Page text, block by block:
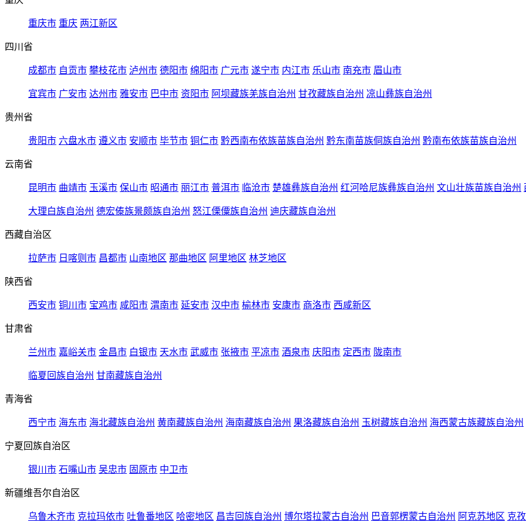
重庆市 重庆 两江新区
四川省
成都市 自贡市 攀枝花市 泸州市 德阳市 绵阳市 广元市 遂宁市 内江市 乐山市 南充市 眉山市
宜宾市 广安市 达州市 雅安市 巴中市 资阳市 阿坝藏族羌族自治州 甘孜藏族自治州 凉山彝族自治州
贵州省
贵阳市 六盘水市 遵义市 安顺市 毕节市 铜仁市 黔西南布依族苗族自治州 黔东南苗族侗族自治州 黔南布依族苗族自治州
云南省
昆明市 曲靖市 玉溪市 保山市 昭通市 丽江市 普洱市 临沧市 楚雄彝族自治州 红河哈尼族彝族自治州 文山壮族苗族自治州
大理白族自治州 德宏傣族景颇族自治州 怒江傈僳族自治州 迪庆藏族自治州
西藏自治区
拉萨市 日喀则市 昌都市 山南地区 那曲地区 阿里地区 林芝地区
陕西省
西安市 铜川市 宝鸡市 咸阳市 渭南市 延安市 汉中市 榆林市 安康市 商洛市 西咸新区
甘肃省
兰州市 嘉峪关市 金昌市 白银市 天水市 武威市 张掖市 平凉市 酒泉市 庆阳市 定西市 陇南市
临夏回族自治州 甘南藏族自治州
青海省
西宁市 海东市 海北藏族自治州 黄南藏族自治州 海南藏族自治州 果洛藏族自治州 玉树藏族自治州 海西蒙古族藏族自治州
宁夏回族自治区
银川市 石嘴山市 吴忠市 固原市 中卫市
新疆维吾尔自治区
乌鲁木齐市 克拉玛依市 吐鲁番地区 哈密地区 昌吉回族自治州 博尔塔拉蒙古自治州 巴音郭楞蒙古自治州 阿克苏地区 克